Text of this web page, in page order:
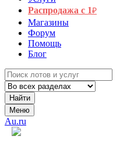
Распродажа с 1₽
Магазины
Форум
Помощь
Блог
Найти
Меню
Au.ru